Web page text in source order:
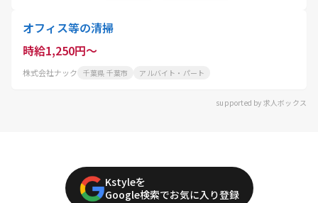
オフィス等の清掃
時給1,250円～
株式会社ナック 千葉県 千葉市 アルバイト・パート
supported by 求人ボックス
Kstyleを
Google検索でお気に入り登録